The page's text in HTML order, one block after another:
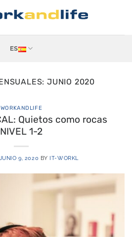
ES
JUNIO 2020
WORKANDLIFE
Quietos como rocas
NIVEL 1-2
JUNIO 9, 2020 BY IT-WORKL